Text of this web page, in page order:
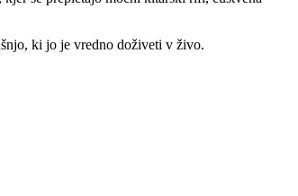
ki jo je vredno doživeti v živo.